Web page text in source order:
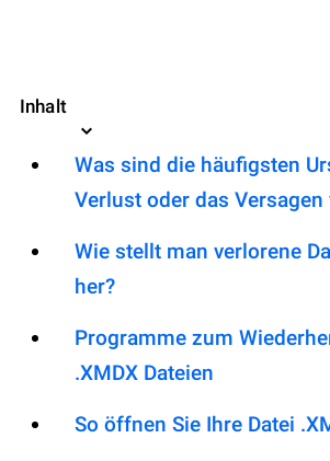
Inhalt
Was sind die häufigsten
Verlust oder das Versagen
Wie stellt man verlorene
her?
Programme zum
.XMDX Dateien
So öffnen Sie Ihre Datei